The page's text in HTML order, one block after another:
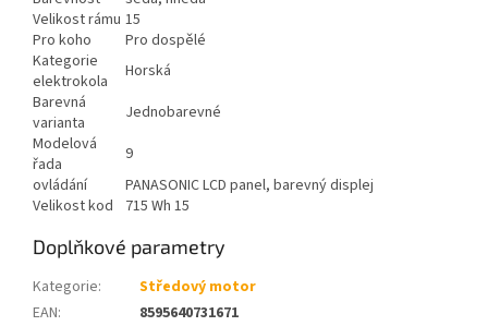
Velikost rámu 15
Pro koho
Pro dospělé
Kategorie
elektrokola
Horská
Barevná
varianta
Jednobarevné
Modelová
řada
9
ovládání
PANASONIC LCD panel, barevný displej
Velikost kod
715 Wh 15
Doplňkové parametry
Kategorie:
Středový motor
EAN:
8595640731671